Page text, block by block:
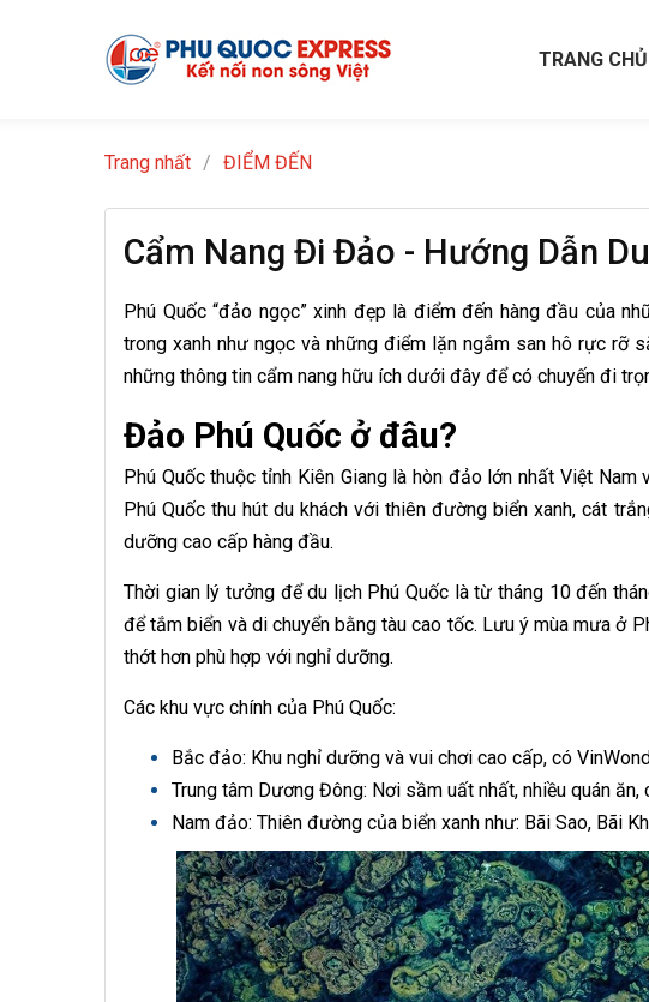
TRANG CHỦ
Trang nhất / ĐIỂM ĐẾN
Cẩm Nang Đi Đảo - Hướng Dẫn
Phú Quốc “đảo ngọc” xinh đẹp là điểm đến hàng đầu của
trong xanh như ngọc và những điểm lặn ngắm san hô rực rỡ
những thông tin cẩm nang hữu ích dưới đây để có chuyến đi
Đảo Phú Quốc ở đâu?
Phú Quốc thuộc tỉnh Kiên Giang là hòn đảo lớn nhất Việt
Phú Quốc thu hút du khách với thiên đường biển xanh, cát
dưỡng cao cấp hàng đầu.
Thời gian lý tưởng để du lịch Phú Quốc là từ tháng 10 đến
để tắm biển và di chuyển bằng tàu cao tốc. Lưu ý mùa mưa ở
thớt hơn phù hợp với nghỉ dưỡng.
Các khu vực chính của Phú Quốc:
Bắc đảo: Khu nghỉ dưỡng và vui chơi cao cấp, có
Trung tâm Dương Đông: Nơi sầm uất nhất, nhiều quán
Nam đảo: Thiên đường của biển xanh như: Bãi Sao, Bãi